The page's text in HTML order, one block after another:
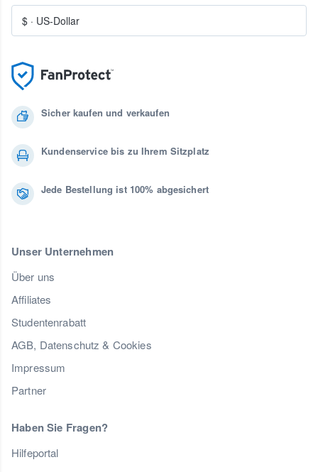
Sicher kaufen und verkaufen
Kundenservice bis zu Ihrem Sitzplatz
Jede Bestellung ist 100% abgesichert
Unser Unternehmen
Über uns
Affiliates
Studentenrabatt
AGB, Datenschutz & Cookies
Impressum
Partner
Haben Sie Fragen?
Hilfeportal
$ · US-Dollar